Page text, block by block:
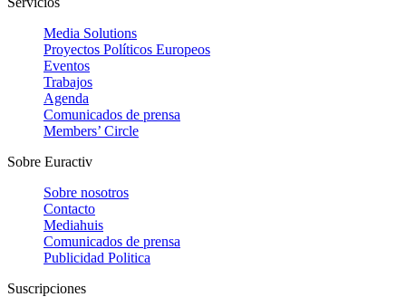
Media Solutions
Proyectos Políticos Europeos
Eventos
Trabajos
Agenda
Comunicados de prensa
Members’ Circle
Sobre Euractiv
Sobre nosotros
Contacto
Mediahuis
Comunicados de prensa
Publicidad Politica
Suscripciones